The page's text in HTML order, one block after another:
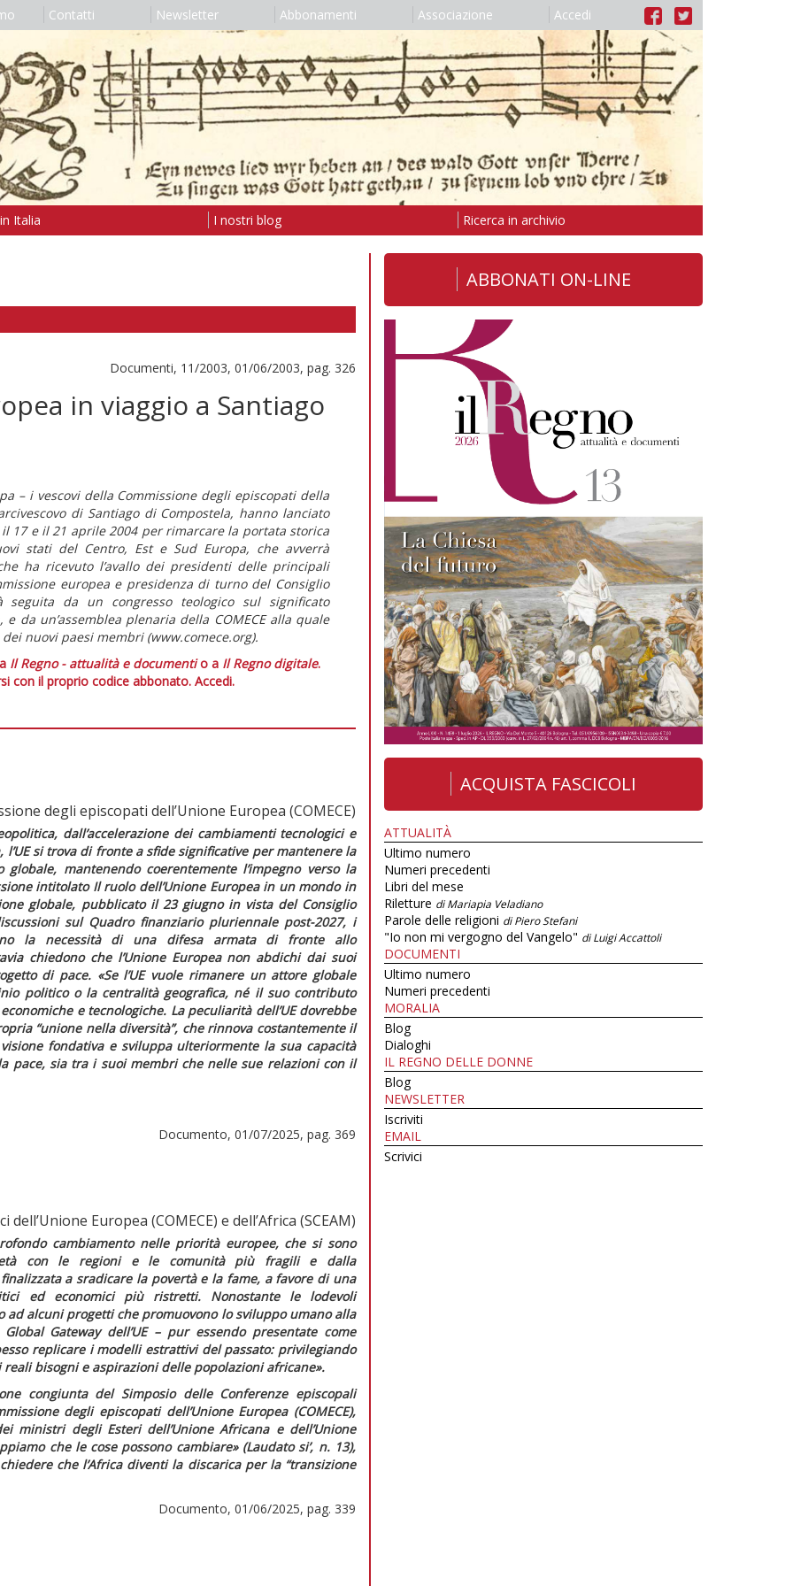
Contatti Newsletter Abbonamenti Associazione Accedi
Italia I nostri blog Ricerca in archivio
Documenti, 11/2003, 01/06/2003, pag. 326
in viaggio a Santiago
– i vescovi della Commissione degli episcopati della
di Santiago di Compostela, hanno lanciato
17 e il 21 aprile 2004 per rimarcare la portata storica
stati del Centro, Est e Sud Europa, che avverrà
ha ricevuto l’avallo dei presidenti delle principali
europea e presidenza di turno del Consiglio
seguita da un congresso teologico sul significato
da un’assemblea plenaria della COMECE alla quale
nuovi paesi membri (www.comece.org).
Il Regno - attualità e documentio a Il Regno digitale.
con il proprio codice abbonato. Accedi.
degli episcopati dell’Unione Europea (COMECE)
dall’accelerazione dei cambiamenti tecnologici e
si trova di fronte a sfide significative per mantenere la
mantenendo coerentemente l’impegno verso la
intitolato Il ruolo dell’Unione Europea in un mondo in
globale, pubblicato il 23 giugno in vista del Consiglio
sul Quadro finanziario pluriennale post-2027, i
la necessità di una difesa armata di fronte allo
chiedono che l’Unione Europea non abdichi dai suoi
di pace. «Se l’UE vuole rimanere un attore globale
politico o la centralità geografica, né il suo contributo
e tecnologiche. La peculiarità dell’UE dovrebbe
“unione nella diversità”, che rinnova costantemente il
fondativa e sviluppa ulteriormente la sua capacità
pace, sia tra i suoi membri che nelle sue relazioni con il
Documento, 01/07/2025, pag. 369
dell’Unione Europea (COMECE) e dell’Africa (SCEAM)
cambiamento nelle priorità europee, che si sono
con le regioni e le comunità più fragili e dalla
a sradicare la povertà e la fame, a favore di una
ed economici più ristretti. Nonostante le lodevoli
ad alcuni progetti che promuovono lo sviluppo umano alla
Gateway dell’UE – pur essendo presentate come
replicare i modelli estrattivi del passato: privilegiando
bisogni e aspirazioni delle popolazioni africane».
congiuntadel Simposio delle Conferenze episcopali
degli episcopati dell’Unione Europea (COMECE),
degli Esteri dell’Unione Africana e dell’Unione
che le cose possono cambiare» (Laudato si’, n. 13),
che l’Africa diventi la discarica per la “transizione
Documento, 01/06/2025, pag. 339
ABBONATI ON-LINE
ACQUISTA FASCICOLI
ATTUALITÀ
Ultimo numero
Numeri precedenti
Libri del mese
Riletture di Mariapia Veladiano
Parole delle religioni di Piero Stefani
"Io non mi vergogno del Vangelo" di Luigi Accattoli
DOCUMENTI
Ultimo numero
Numeri precedenti
MORALIA
Blog
Dialoghi
IL REGNO DELLE DONNE
Blog
NEWSLETTER
Iscriviti
EMAIL
Scrivici